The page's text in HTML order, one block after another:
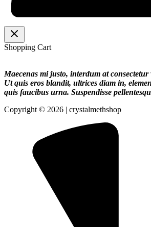
Shopping Cart
Maecenas mi justo, interdum at
Ut quis eros blandit, ultrices diam in,
quis faucibus urna. Suspendisse
Copyright © 2026 | crystalmethshop